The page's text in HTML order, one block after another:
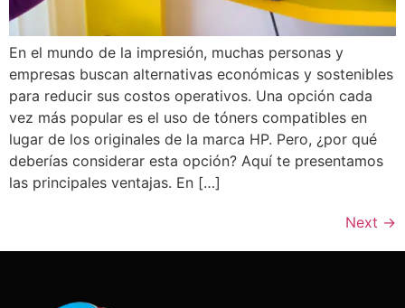
En el mundo de la impresión, muchas personas y
empresas buscan alternativas económicas y sostenibles
para reducir sus costos operativos. Una opción cada
vez más popular es el uso de tóners compatibles en
lugar de los originales de la marca HP. Pero, ¿por qué
deberías considerar esta opción? Aquí te presentamos
las principales ventajas. En […]
Next →